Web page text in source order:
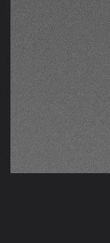
荷兰突
与专